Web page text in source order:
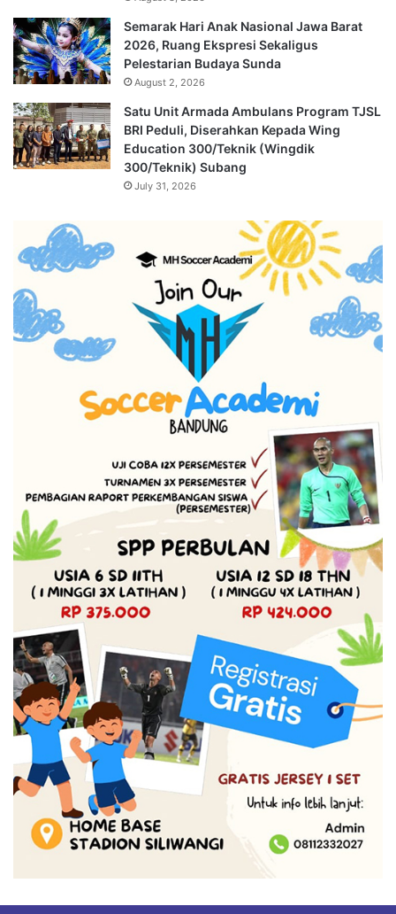
Semarak Hari Anak Nasional Jawa Barat
2026, Ruang Ekspresi Sekaligus
Pelestarian Budaya Sunda
August 2, 2026
Satu Unit Armada Ambulans Program TJSL
BRI Peduli, Diserahkan Kepada Wing
Education 300/Teknik (Wingdik
300/Teknik) Subang
July 31, 2026